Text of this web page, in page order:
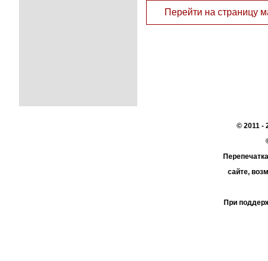
Перейти на страницу
© 2011 -
сайте,
При